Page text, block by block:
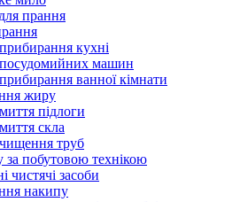
прання
кухні
машин
ванної кімнати
жиру
підлоги
скла
труб
за побутовою технікою
чистячі засоби
накипу